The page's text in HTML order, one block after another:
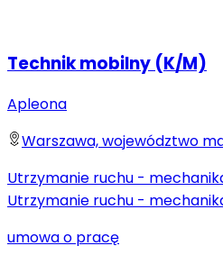
Technik mobilny (K/M)
Apleona
Warszawa, województwo
Utrzymanie ruchu -
Utrzymanie ruchu -
umowa o pracę